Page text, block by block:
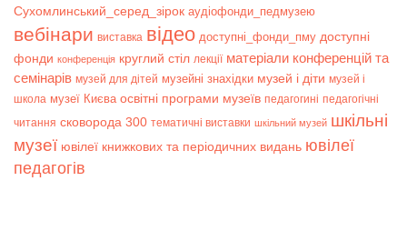
Сухомлинський_серед_зірок аудіофонди_педмузею
вебінари виставка відео доступні_фонди_пму доступні
фонди конференція круглий стіл лекції матеріали конференцій та
семінарів музей для дітей музейні знахідки музей і діти музей і
школа музеї Києва освітні програми музеїв педагогині педагогічні
читання сковорода 300 тематичні виставки шкільний музей шкільні
музеї ювілеї книжкових та періодичних видань ювілеї
педагогів